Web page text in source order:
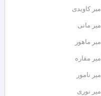
امیر کاویدی
امیر مانی
امیر ماهور
امیر مقاره
امیر نامور
امیر نوری